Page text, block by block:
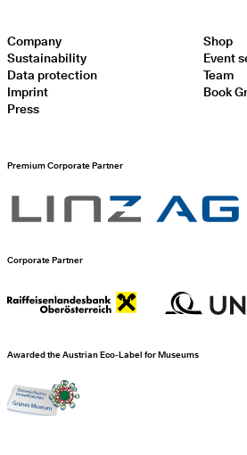
Company
Sustainability
Data protection
Imprint
Press
Shop
Event
Team
Book
Premium Corporate Partner
Corporate Partner
Awarded the Austrian Eco-Label for Museums